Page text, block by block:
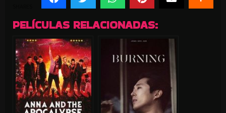
PELÍCULAS RELACIONADAS: